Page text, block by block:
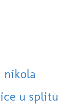
nikola
u splitu